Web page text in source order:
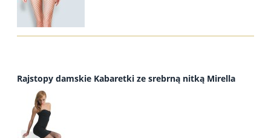
Rajstopy damskie Kabaretki ze srebrną nitką Mirella